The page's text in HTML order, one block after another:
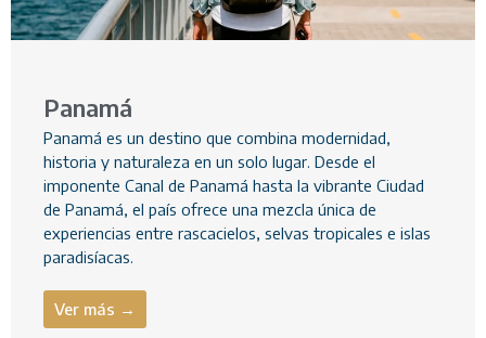
Panamá
Panamá es un destino que combina modernidad,
historia y naturaleza en un solo lugar. Desde el
imponente Canal de Panamá hasta la vibrante Ciudad
de Panamá, el país ofrece una mezcla única de
experiencias entre rascacielos, selvas tropicales e islas
paradisíacas.
Ver más →